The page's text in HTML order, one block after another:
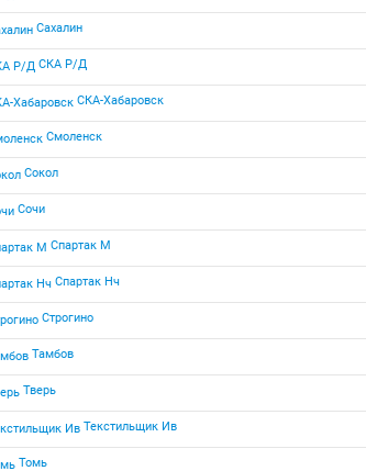
Сахалин
СКА Р/Д
СКА-Хабаровск
Смоленск
Сокол
Сочи
Спартак М
Спартак Нч
Строгино
Тамбов
Тверь
Текстильщик Ив
Томь